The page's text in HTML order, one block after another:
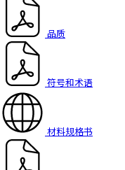
品质
符号和术语
材料规格书